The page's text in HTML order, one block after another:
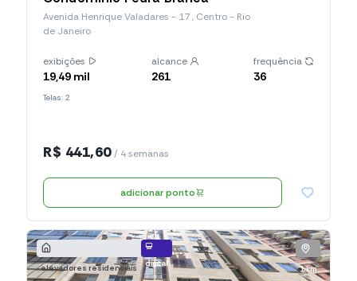
Avenida Henrique Valadares - 17 , Centro - Rio
de Janeiro
exibições
19,49 mil
alcance
261
frequência
36
Telas: 2
R$ 441,60/ 4 semanas
adicionar ponto
elevadores residenciais digital
1 km